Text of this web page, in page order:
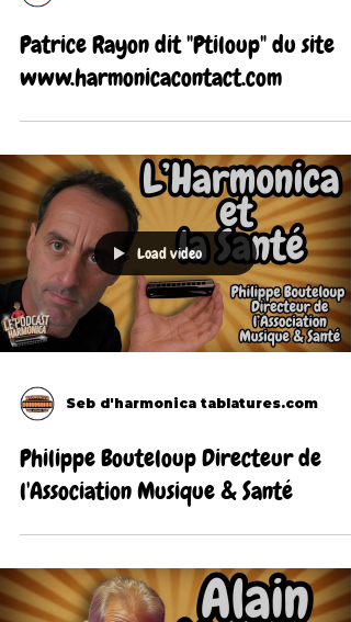
Patrice Rayon dit "Ptiloup" du site
www.harmonicacontact.com
Load video
Seb d'harmonica tablatures.com
Philippe Bouteloup Directeur de
l'Association Musique & Santé